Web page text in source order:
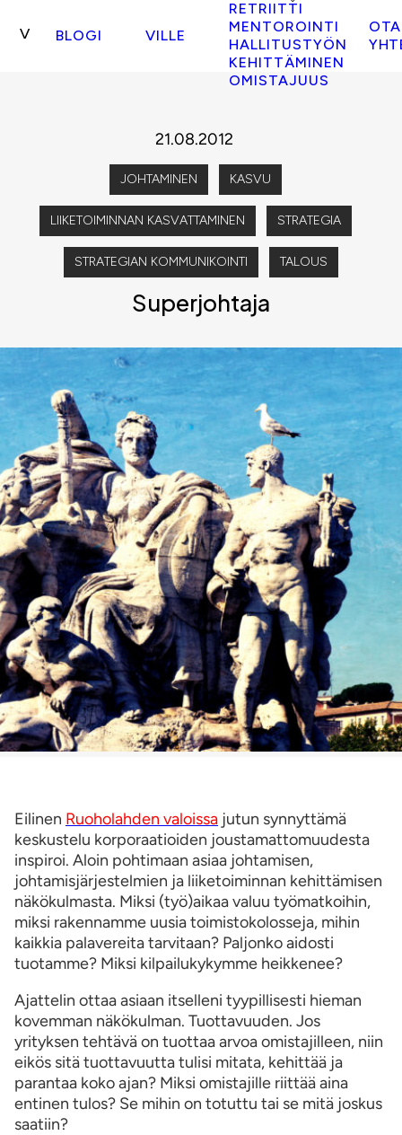
BLOGI VILLE
RETRIITTI
MENTOROINTI
HALLITUSTYÖN
KEHITTÄMINEN
OMISTAJUUS
OTA
21.08.2012
JOHTAMINEN KASVU
LIIKETOIMINNAN KASVATTAMINEN STRATEGIA
STRATEGIAN KOMMUNIKOINTI TALOUS
Superjohtaja
Eilinen Ruoholahden valoissa jutun synnyttämä
keskustelu korporaatioiden joustamattomuudesta
inspiroi. Aloin pohtimaan asiaa johtamisen,
johtamisjärjestelmien ja liiketoiminnan kehittämisen
näkökulmasta. Miksi (työ)aikaa valuu työmatkoihin,
miksi rakennamme uusia toimistokolosseja, mihin
kaikkia palavereita tarvitaan? Paljonko aidosti
tuotamme? Miksi kilpailukykymme heikkenee?
Ajattelin ottaa asiaan itselleni tyypillisesti hieman
kovemman näkökulman. Tuottavuuden. Jos
yrityksen tehtävä on tuottaa arvoa omistajilleen, niin
eikös sitä tuottavuutta tulisi mitata, kehittää ja
parantaa koko ajan? Miksi omistajille riittää aina
entinen tulos? Se mihin on totuttu tai se mitä joskus
saatiin?